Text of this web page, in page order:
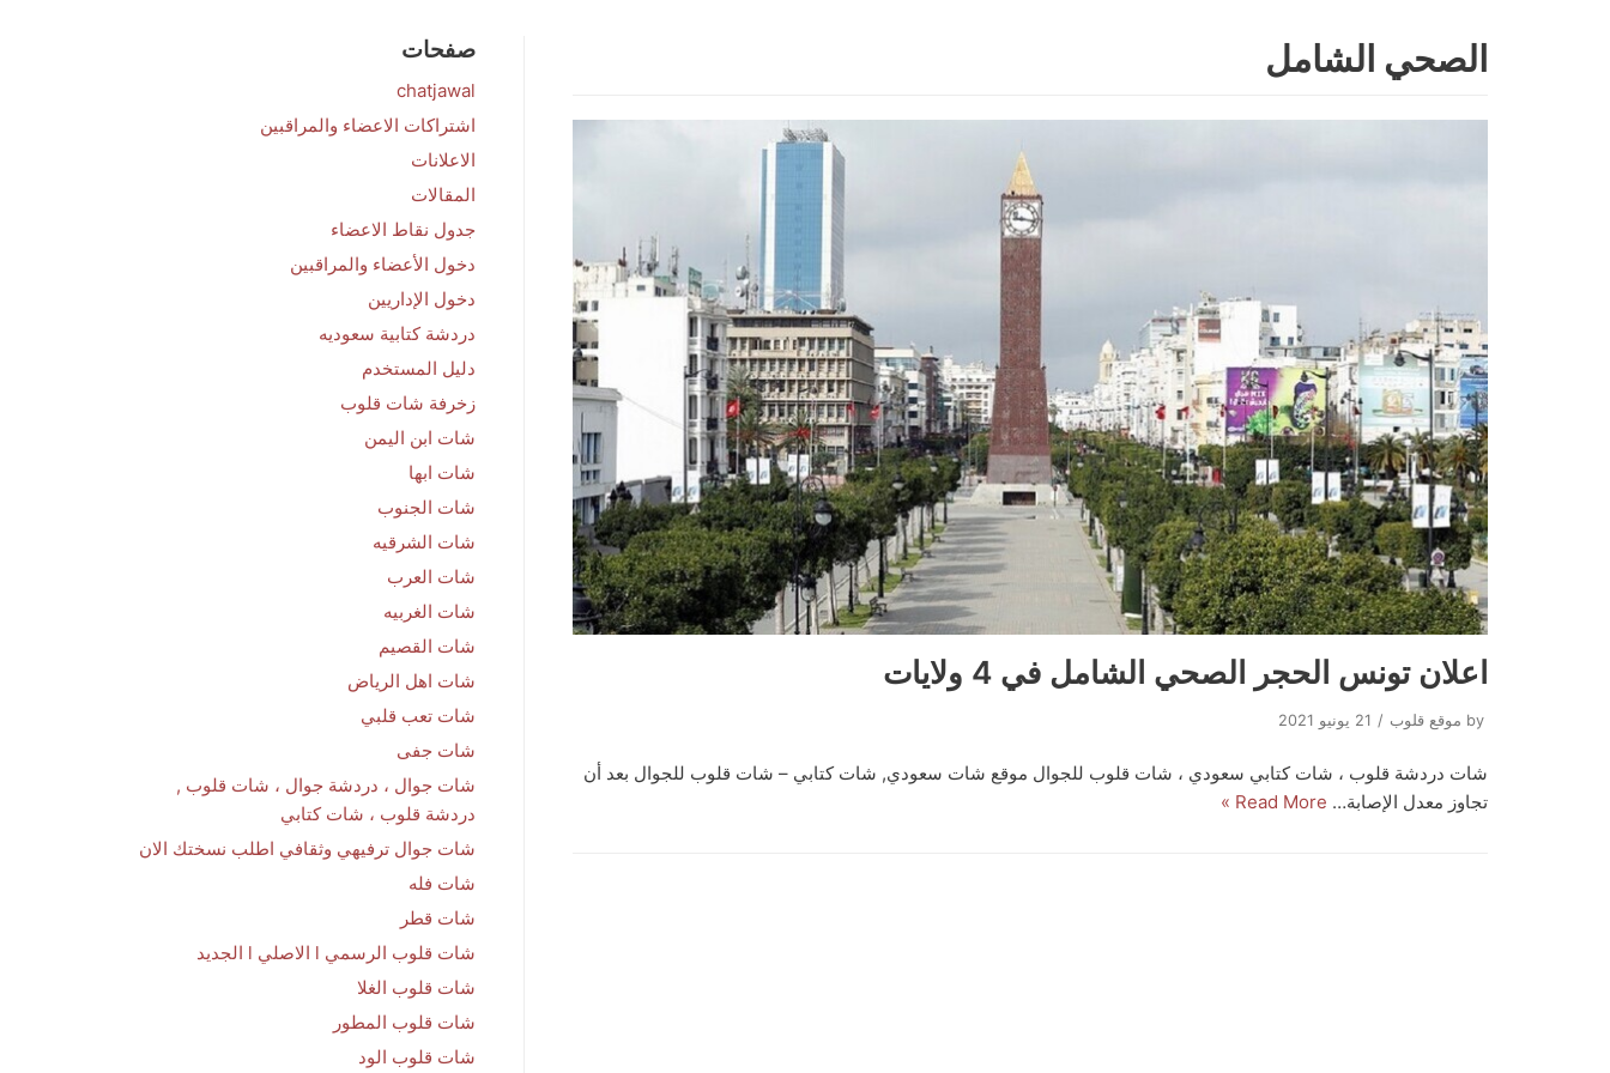
الصحي الشامل
اعلان تونس الحجر الصحي الشامل في 4 ولايات
by موقع قلوب 21 يونيو 2021
شات دردشة قلوب ، شات كتابي سعودي ، شات قلوب للجوال موقع شات سعودي, شات كتابي – شات قلوب للجوال بعد أن
تجاوز معدل الإصابة… Read More »
صفحات
chatjawal
اشتراكات الاعضاء والمراقبين
الاعلانات
المقالات
جدول نقاط الاعضاء
دخول الأعضاء والمراقبين
دخول الإداريين
دردشة كتابية سعوديه
دليل المستخدم
زخرفة شات قلوب
شات ابن اليمن
شات ابها
شات الجنوب
شات الشرقيه
شات العرب
شات الغربيه
شات القصيم
شات اهل الرياض
شات تعب قلبي
شات جفى
شات جوال ، دردشة جوال ، شات قلوب ,
دردشة قلوب ، شات كتابي
شات جوال ترفيهي وثقافي اطلب نسختك الان
شات فله
شات قطر
شات قلوب الرسمي l الاصلي l الجديد
شات قلوب الغلا
شات قلوب المطور
شات قلوب الود